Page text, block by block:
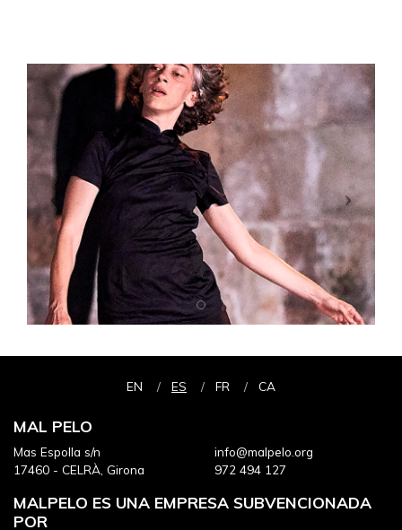
EN ES FR CA
MAL PELO
Mas Espolla s/n
17460 - CELRÀ, Girona
info@malpelo.org
972 494 127
MALPELO ES UNA EMPRESA SUBVENCIONADA
POR